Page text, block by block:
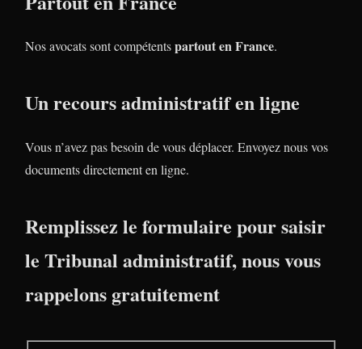
Nos avocats sont compétentspartout en France.
Un recours administratif en ligne
Vous n’avez pas besoin de vous déplacer. Envoyez nous vos
documents directement en ligne.
Remplissez le formulaire pour saisir
le Tribunal administratif, nous vous
rappelons gratuitement